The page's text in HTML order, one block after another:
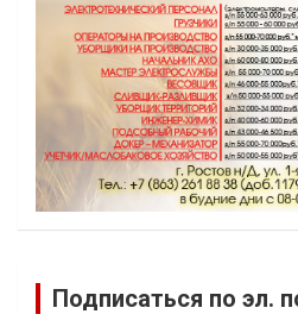
Подписаться по эл.